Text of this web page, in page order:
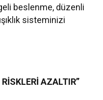
beslenme, düzenli
sisteminizi
AZALTIR”